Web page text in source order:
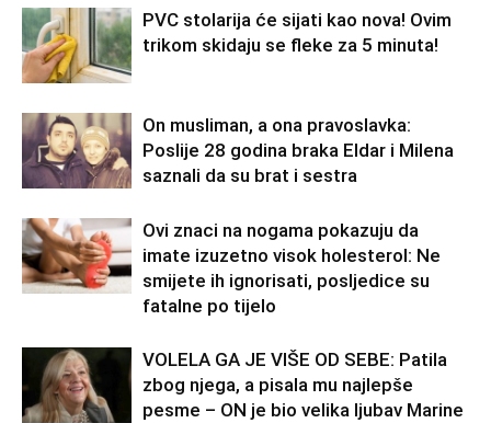
PVC stolarija će sijati kao nova! Ovim
trikom skidaju se fleke za 5 minuta!
On musliman, a ona pravoslavka:
Poslije 28 godina braka Eldar i Milena
saznali da su brat i sestra
Ovi znaci na nogama pokazuju da
imate izuzetno visok holesterol: Ne
smijete ih ignorisati, posljedice su
fatalne po tijelo
VOLELA GA JE VIŠE OD SEBE: Patila
zbog njega, a pisala mu najlepše
pesme – ON je bio velika ljubav Marine